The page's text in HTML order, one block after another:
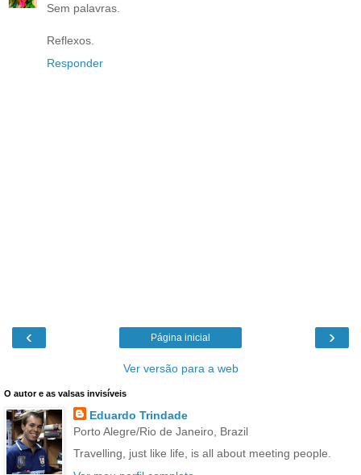
Sem palavras.
Reflexos.
Responder
‹ ›
Página inicial
Ver versão para a web
O autor e as valsas invisíveis
Eduardo Trindade
Porto Alegre/Rio de Janeiro, Brazil
Travelling, just like life, is all about meeting people.